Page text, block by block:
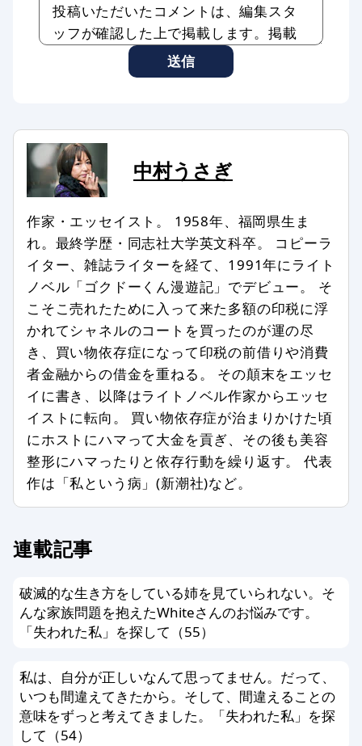
投稿いただいたコメントは、編集スタ
ッフが確認した上で掲載します。掲載
したコメントはAddiction Reportの記
事やサービスに転載、利用する場合が
ッフの判断で修正したり、全部、また
は一部を非掲載とさせていただいたり
する場合もあります。
削除します。
記事との関係が認められない場合
特定の個人、組織を誹謗中傷し、名誉
を傷つける内容を含む場合
第三者の著作権などを侵害する内容を
含む場合
特定の企業や団体、商品の宣伝、販売
促進を主な目的とする場合
事実に反した情報や誤解させる内容を
書いている場合
公序良俗、法令に反した内容の情報を
含む場合
メールアドレス、他サイトへのリンク
がある場合
その他、編集スタッフが不適切と判断
した場合
ます。以上、あらかじめ、ご了承くだ
さい。
送信
中村うさぎ
作家・エッセイスト。 1958年、福岡県生ま
れ。最終学歴・同志社大学英文科卒。 コピーラ
イター、雑誌ライターを経て、1991年にライト
ノベル「ゴクドーくん漫遊記」でデビュー。 そ
こそこ売れたために入って来た多額の印税に浮
かれてシャネルのコートを買ったのが運の尽
き、買い物依存症になって印税の前借りや消費
者金融からの借金を重ねる。 その顛末をエッセ
イに書き、以降はライトノベル作家からエッセ
イストに転向。 買い物依存症が治まりかけた頃
にホストにハマって大金を貢ぎ、その後も美容
整形にハマったりと依存行動を繰り返す。 代表
作は「私という病」(新潮社)など。
連載記事
破滅的な生き方をしている姉を見ていられない。そ
んな家族問題を抱えたWhiteさんのお悩みです。
「失われた私」を探して（55）
私は、自分が正しいなんて思ってません。だって、
いつも間違えてきたから。そして、間違えることの
意味をずっと考えてきました。「失われた私」を探
して（54）